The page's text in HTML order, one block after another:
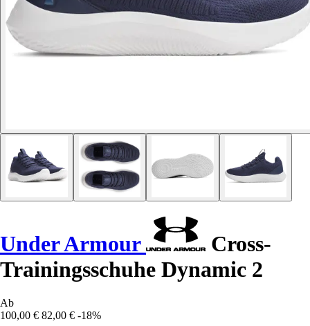
Under Armour
Cross-
Trainingsschuhe Dynamic 2
Ab
100,00 € 82,00 € -18%